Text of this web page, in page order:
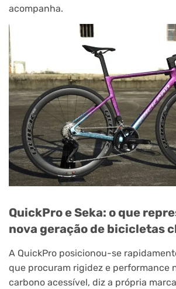
acompanha.
QuickPro e Seka: o que
nova geração de bicicletas
A QuickPro posicionou-se
que procuram rigidez e performance
carbono acessível, diz a própria